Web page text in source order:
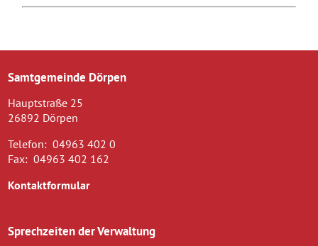
Samtgemeinde Dörpen
Hauptstraße 25
26892 Dörpen
Telefon: 04963 402 0
Fax: 04963 402 162
Kontaktformular
Sprechzeiten der Verwaltung